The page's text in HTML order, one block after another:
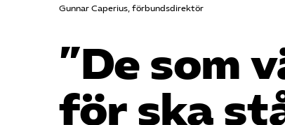
Gunnar Caperius, förbundsdirektör
”De som
för ska